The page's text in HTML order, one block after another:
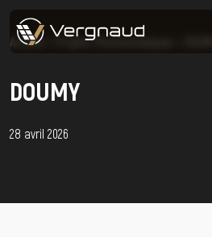
Accueil Projets Photovoltaïques
DOUMY
28 avril 2026